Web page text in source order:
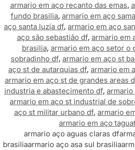
armario em aço recanto das emas,
fundo brasilia, armario em aço
aço santa luzia df, armario em aço
aço são sebastião df, armario em
brasilia, armario em aço setor o
sobradinho df, armario em aço st
aço st de autarquias df, armario em
armario em aço st de grandes areas
industria e abastecimento df, armario
armario em aço st industrial de
aço st militar urbano df, armario
armario em aço
armario aço aguas claras df
brasiliaarmario aço asa sul brasilia